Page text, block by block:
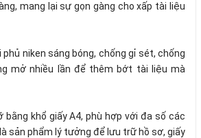
mang lại sự gọn gàng cho xấp tài liệu
phủ niken sáng bóng, chống gỉ sét, chống
mở nhiều lần để thêm bớt tài liệu mà
bằng khổ giấy A4, phù hợp với đa số các
sản phẩm lý tưởng để lưu trữ hồ sơ, giấy